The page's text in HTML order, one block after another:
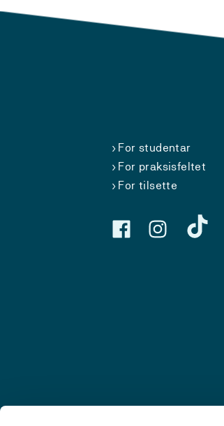
For studentar
For praksisfeltet
For tilsette